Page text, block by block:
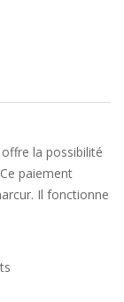
la possibilité
paiement
Il fonctionne